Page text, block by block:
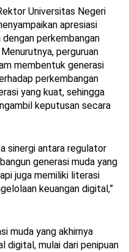
Universitas Negeri
apresiasi
perkembangan
perguruan
membentuk generasi
perkembangan
yang kuat, sehingga
keputusan secara
sinergi antara regulator
generasi muda yang
juga memiliki literasi
keuangan digital,”
muda yang akhirnya
digital, mulai dari penipuan